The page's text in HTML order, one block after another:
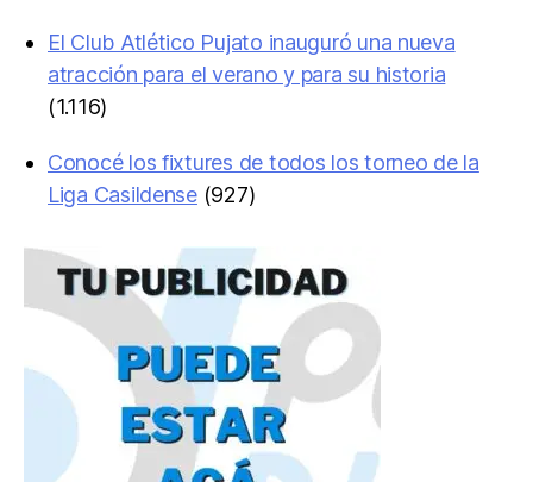
El Club Atlético Pujato inauguró una nueva
atracción para el verano y para su historia
(1.116)
Conocé los fixtures de todos los torneo de la
Liga Casildense (927)